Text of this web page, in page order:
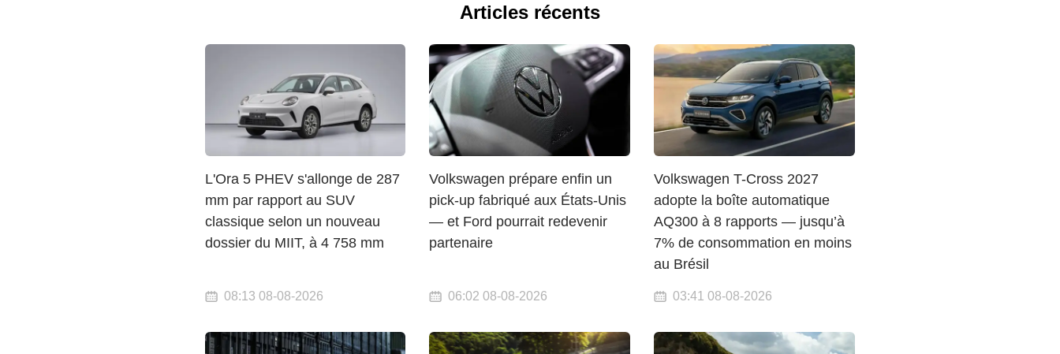
Articles récents
L'Ora 5 PHEV s'allonge de 287
mm par rapport au SUV
classique selon un nouveau
dossier du MIIT, à 4 758 mm
08:13 08-08-2026
Volkswagen prépare enfin un
pick-up fabriqué aux États-Unis
— et Ford pourrait redevenir
partenaire
06:02 08-08-2026
Volkswagen T-Cross 2027
adopte la boîte automatique
AQ300 à 8 rapports — jusqu’à
7% de consommation en moins
au Brésil
03:41 08-08-2026